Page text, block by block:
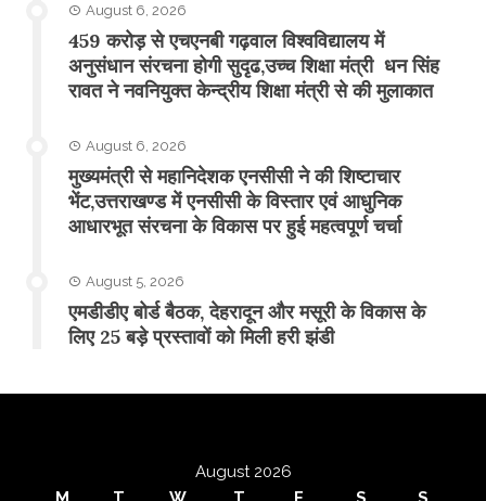
August 6, 2026
459 करोड़ से एचएनबी गढ़वाल विश्वविद्यालय में
अनुसंधान संरचना होगी सुदृढ,उच्च शिक्षा मंत्री धन सिंह
रावत ने नवनियुक्त केन्द्रीय शिक्षा मंत्री से की मुलाकात
August 6, 2026
मुख्यमंत्री से महानिदेशक एनसीसी ने की शिष्टाचार
भेंट,उत्तराखण्ड में एनसीसी के विस्तार एवं आधुनिक
आधारभूत संरचना के विकास पर हुई महत्वपूर्ण चर्चा
August 5, 2026
एमडीडीए बोर्ड बैठक, देहरादून और मसूरी के विकास के
लिए 25 बड़े प्रस्तावों को मिली हरी झंडी
August 2026